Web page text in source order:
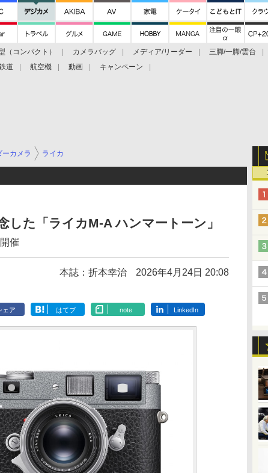
（コンパクト） カメラバッグ メディア/リーダー 三脚/一脚/雲台
道 航空機 動画 キャンペーン
ーカメラ ライカ
した「ライカM-A ハンマートーン」
催
本誌：折本幸治 2026年4月24日 20:08
ェア はてブ note LinkedIn